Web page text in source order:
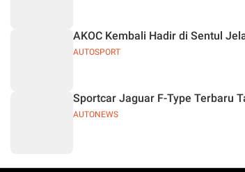
AUTOSPORT
AKOC Kembali Hadir di Sentul
AUTONEWS
Sportcar Jaguar F-Type Terbaru